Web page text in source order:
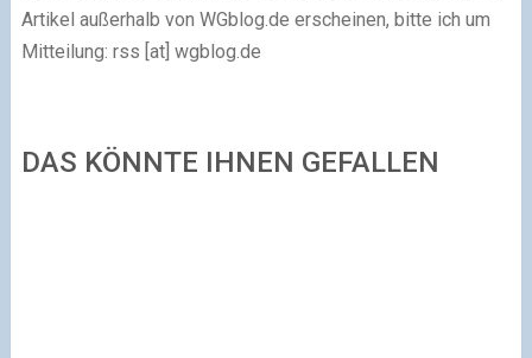
Artikel außerhalb von WGblog.de erscheinen, bitte ich um
Mitteilung: rss [at] wgblog.de
DAS KÖNNTE IHNEN GEFALLEN